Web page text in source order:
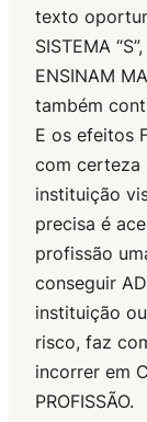
texto
SISTEMA
ENSINAM
também
E os efeitos
com certeza
instituição
precisa é
profissão
conseguir
instituição
risco, faz
incorrer em
PROFISSÃO.